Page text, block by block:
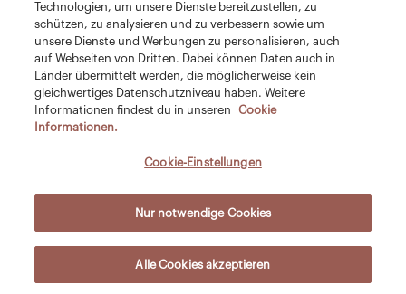
Technologien, um unsere Dienste bereitzustellen, zu
schützen, zu analysieren und zu verbessern sowie um
unsere Dienste und Werbungen zu personalisieren, auch
auf Webseiten von Dritten. Dabei können Daten auch in
Länder übermittelt werden, die möglicherweise kein
gleichwertiges Datenschutzniveau haben. Weitere
Informationen findest du in unseren
Cookie
Informationen.
Cookie-Einstellungen
Nur notwendige Cookies
Alle Cookies akzeptieren